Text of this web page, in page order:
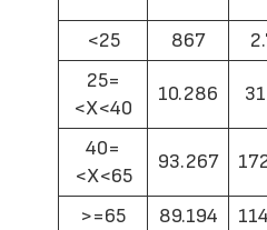
<25
867
25=
<X<40
10.286
40=
<X<65
93.267
>=65 89.194